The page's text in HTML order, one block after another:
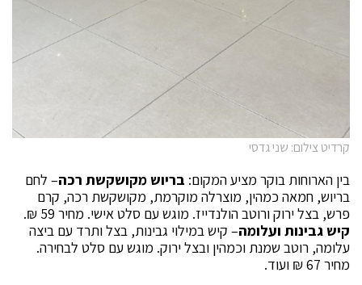
קרדיט צילום: שני גדסי
בין הארוחות בוקר מציע המקום: בריוש מקושקשת רכה– לחם
בריוש, חמאה כמהין, מוצרלה מוקרמת, מקושקשת רכה, קרם
פרש, בצל ירוק ורוטב הולנדייז. מוגש עם סלט אישי. מחיר 59 ₪.
קיש גבינות ועלומה– קיש במילוי גבינות, בצל ותרד עם ביצה
עלומה, רוטב שמנת וכמהין ובצל ירוק. מוגש עם סלט לבחירה.
מחיר 67 ₪ ועוד.